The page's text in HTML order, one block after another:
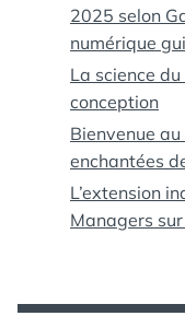
2025 selon
numérique
La science
conception
Bienvenue
enchantées
L’extension
Managers